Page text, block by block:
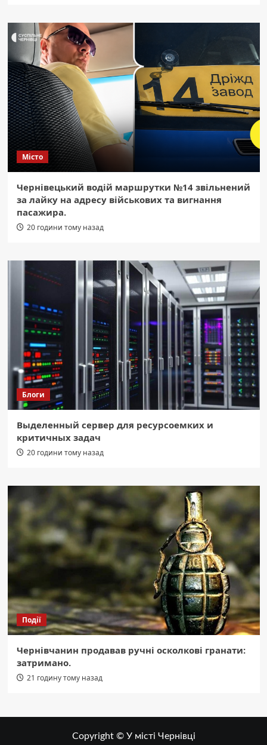
Місто
Чернівецький водій маршрутки №14 звільнений
за лайку на адресу військових та вигнання
пасажира.
20 години тому назад
Блоги
Выделенный сервер для ресурсоемких и
критичных задач
20 години тому назад
Події
Чернівчанин продавав ручні осколкові гранати:
затримано.
21 годину тому назад
Copyright © У місті Чернівці